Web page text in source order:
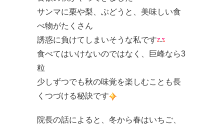
サンマに栗や梨、ぶどうと、美味しい食
べ物がたくさん
誘惑に負けてしまいそうな私です
食べてはいけないのではなく、巨峰なら3
粒
少しずつでも秋の味覚を楽しむことも長
くつづける秘訣です
院長の話によると、冬から春はいちご、